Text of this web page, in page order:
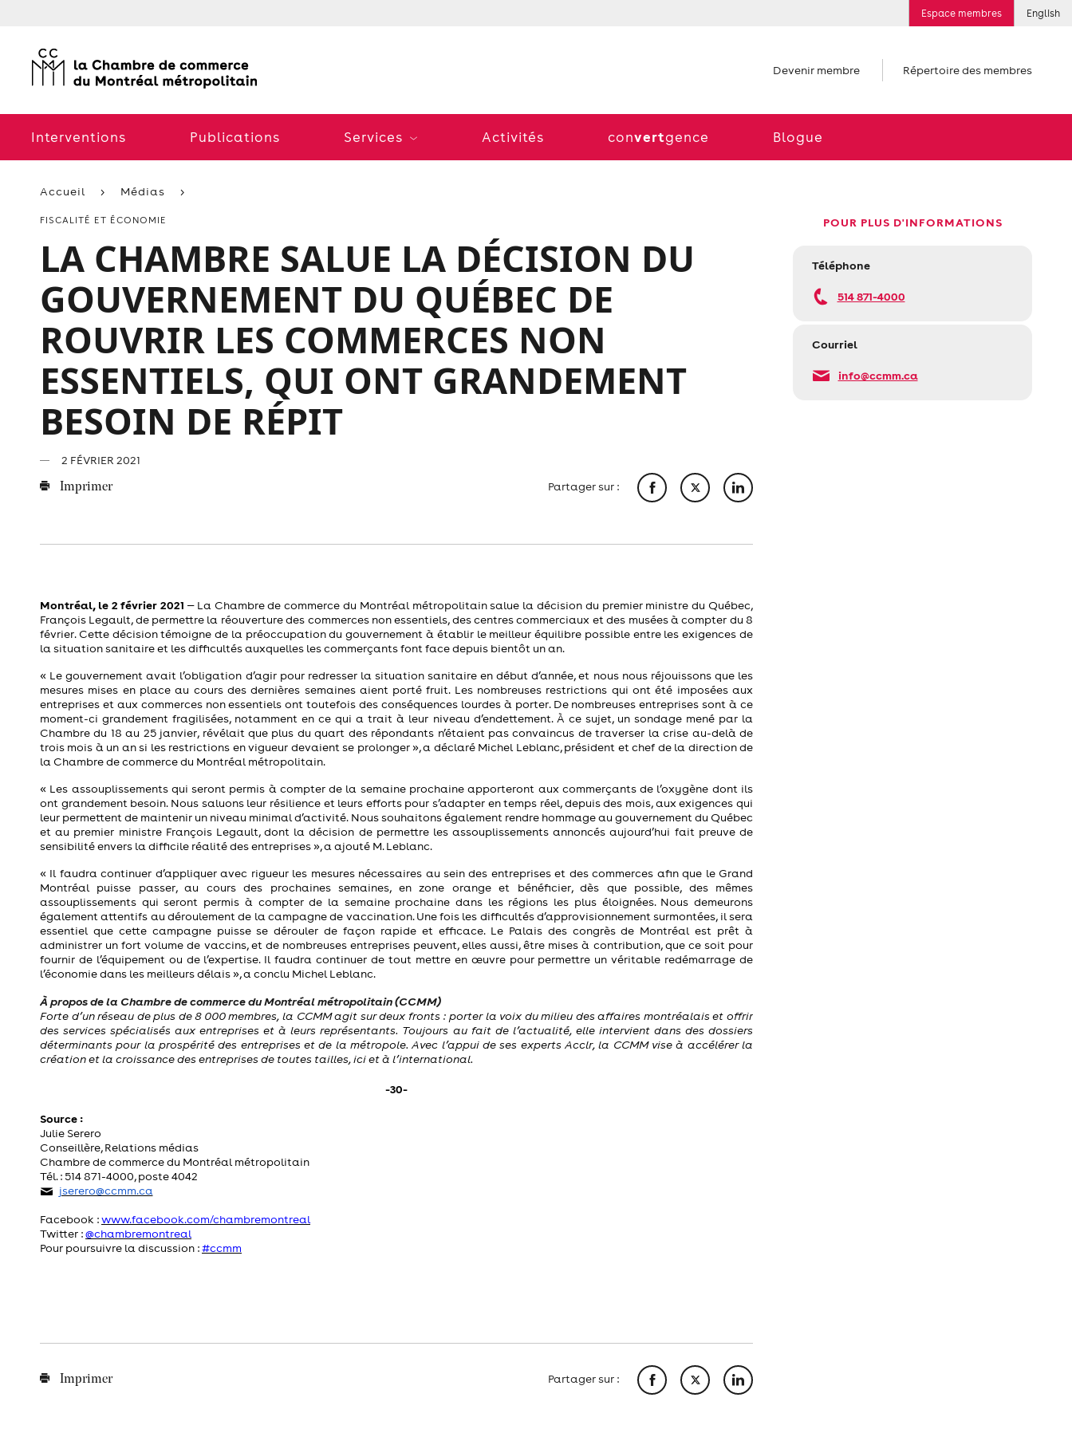
Espace membres English
Devenir membre Répertoire des membres
Interventions Publications Services Activités convertgence Blogue
Accueil Médias
POUR PLUS D'INFORMATIONS
Téléphone
514 871-4000
Courriel
info@ccmm.ca
FISCALITÉ ET ÉCONOMIE
LA CHAMBRE SALUE LA DÉCISION DU
GOUVERNEMENT DU QUÉBEC DE
ROUVRIR LES COMMERCES NON
ESSENTIELS, QUI ONT GRANDEMENT
BESOIN DE RÉPIT
2 FÉVRIER 2021
Imprimer Partager sur :
Montréal, le 2 février 2021 ‒ La Chambre de commerce du Montréal métropolitain salue la décision du premier ministre du Québec,
François Legault, de permettre la réouverture des commerces non essentiels, des centres commerciaux et des musées à compter du 8
février. Cette décision témoigne de la préoccupation du gouvernement à établir le meilleur équilibre possible entre les exigences de
la situation sanitaire et les difficultés auxquelles les commerçants font face depuis bientôt un an.
« Le gouvernement avait l’obligation d’agir pour redresser la situation sanitaire en début d’année, et nous nous réjouissons que les
mesures mises en place au cours des dernières semaines aient porté fruit. Les nombreuses restrictions qui ont été imposées aux
entreprises et aux commerces non essentiels ont toutefois des conséquences lourdes à porter. De nombreuses entreprises sont à ce
moment-ci grandement fragilisées, notamment en ce qui a trait à leur niveau d’endettement. À ce sujet, un sondage mené par la
Chambre du 18 au 25 janvier, révélait que plus du quart des répondants n’étaient pas convaincus de traverser la crise au-delà de
trois mois à un an si les restrictions en vigueur devaient se prolonger », a déclaré Michel Leblanc, président et chef de la direction de
la Chambre de commerce du Montréal métropolitain.
« Les assouplissements qui seront permis à compter de la semaine prochaine apporteront aux commerçants de l’oxygène dont ils
ont grandement besoin. Nous saluons leur résilience et leurs efforts pour s’adapter en temps réel, depuis des mois, aux exigences qui
leur permettent de maintenir un niveau minimal d’activité. Nous souhaitons également rendre hommage au gouvernement du Québec
et au premier ministre François Legault, dont la décision de permettre les assouplissements annoncés aujourd’hui fait preuve de
sensibilité envers la difficile réalité des entreprises », a ajouté M. Leblanc.
« Il faudra continuer d’appliquer avec rigueur les mesures nécessaires au sein des entreprises et des commerces afin que le Grand
Montréal puisse passer, au cours des prochaines semaines, en zone orange et bénéficier, dès que possible, des mêmes
assouplissements qui seront permis à compter de la semaine prochaine dans les régions les plus éloignées. Nous demeurons
également attentifs au déroulement de la campagne de vaccination. Une fois les difficultés d’approvisionnement surmontées, il sera
essentiel que cette campagne puisse se dérouler de façon rapide et efficace. Le Palais des congrès de Montréal est prêt à
administrer un fort volume de vaccins, et de nombreuses entreprises peuvent, elles aussi, être mises à contribution, que ce soit pour
fournir de l’équipement ou de l’expertise. Il faudra continuer de tout mettre en œuvre pour permettre un véritable redémarrage de
l’économie dans les meilleurs délais », a conclu Michel Leblanc.
À propos de la Chambre de commerce du Montréal métropolitain (CCMM)
Forte d’un réseau de plus de 8 000 membres, la CCMM agit sur deux fronts : porter la voix du milieu des affaires montréalais et offrir
des services spécialisés aux entreprises et à leurs représentants. Toujours au fait de l’actualité, elle intervient dans des dossiers
déterminants pour la prospérité des entreprises et de la métropole. Avec l’appui de ses experts Acclr, la CCMM vise à accélérer la
création et la croissance des entreprises de toutes tailles, ici et à l’international.
-30-
Source :
Julie Serero
Conseillère, Relations médias
Chambre de commerce du Montréal métropolitain
Tél. : 514 871-4000, poste 4042
jserero@ccmm.ca
Facebook :www.facebook.com/chambremontreal
Twitter :@chambremontreal
Pour poursuivre la discussion :#ccmm
Imprimer Partager sur :